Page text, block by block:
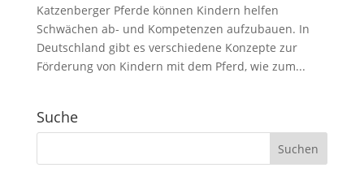
Katzenberger Pferde können Kindern helfen
Schwächen ab- und Kompetenzen aufzubauen. In
Deutschland gibt es verschiedene Konzepte zur
Förderung von Kindern mit dem Pferd, wie zum...
Suche